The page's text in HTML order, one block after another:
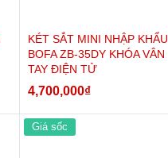
KÉT SẮT MINI NHẬP KHẨU
BOFA ZB-35DY KHÓA VÂN
TAY ĐIỆN TỬ
4,700,000₫
Giá sốc